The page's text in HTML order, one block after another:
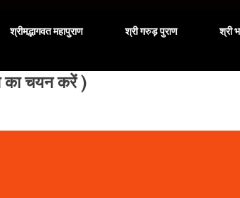
श्रीमद्भागवत महापुराण श्री गरुड़ पुराण श्री
का चयन करें )